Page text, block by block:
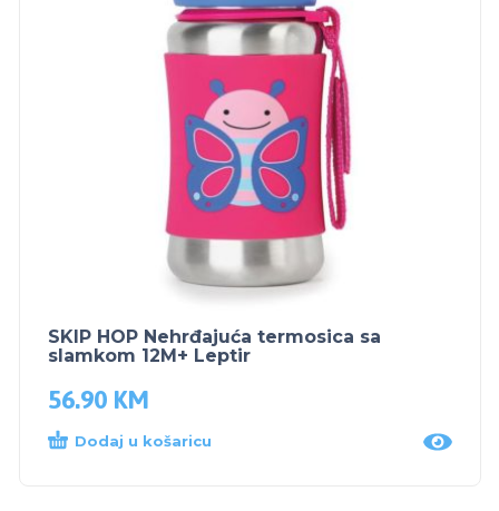
SKIP HOP Nehrđajuća termosica sa
slamkom 12M+ Leptir
56.90 KM
Dodaj u košaricu